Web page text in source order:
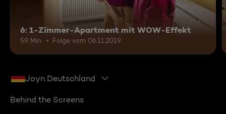
6: 1-Zimmer-Apartment mit WOW-Effekt
59 Min. Folge vom 06.11.2019
Joyn Deutschland
Behind the Screens